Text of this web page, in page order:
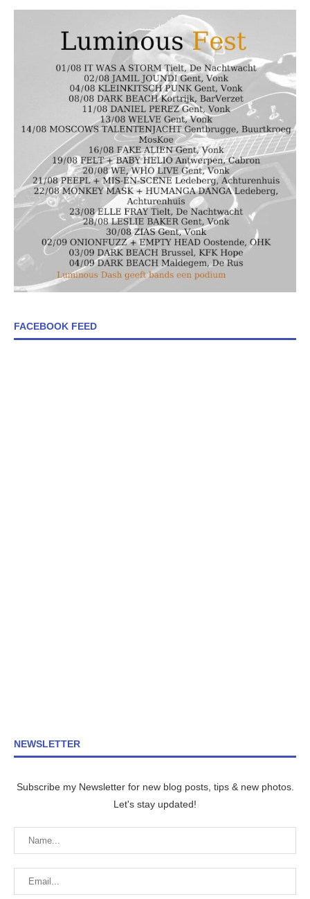
FACEBOOK FEED
NEWSLETTER
Subscribe my Newsletter for new blog posts, tips & new photos.
Let's stay updated!